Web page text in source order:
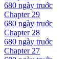
680 ngày truớc
Chapter 29
680 ngày truớc
Chapter 28
680 ngày truớc
Chapter 27